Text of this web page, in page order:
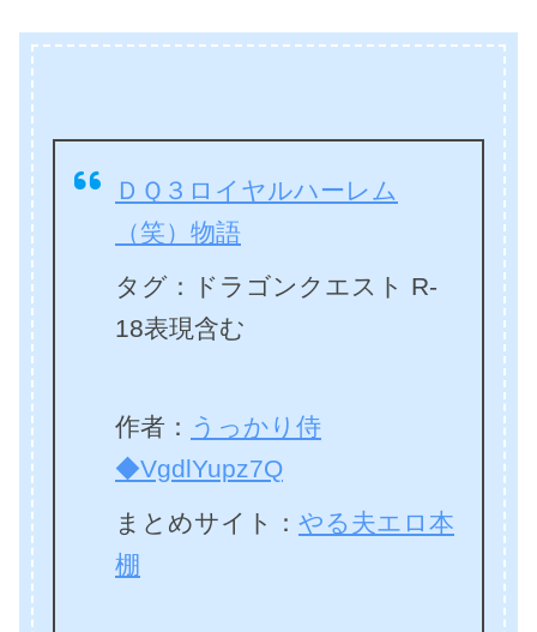
ＤＱ３ロイヤルハーレム
（笑）物語
タグ：ドラゴンクエスト R-
18表現含む
作者： うっかり侍
◆VgdlYupz7Q
まとめサイト： やる夫エロ本
棚